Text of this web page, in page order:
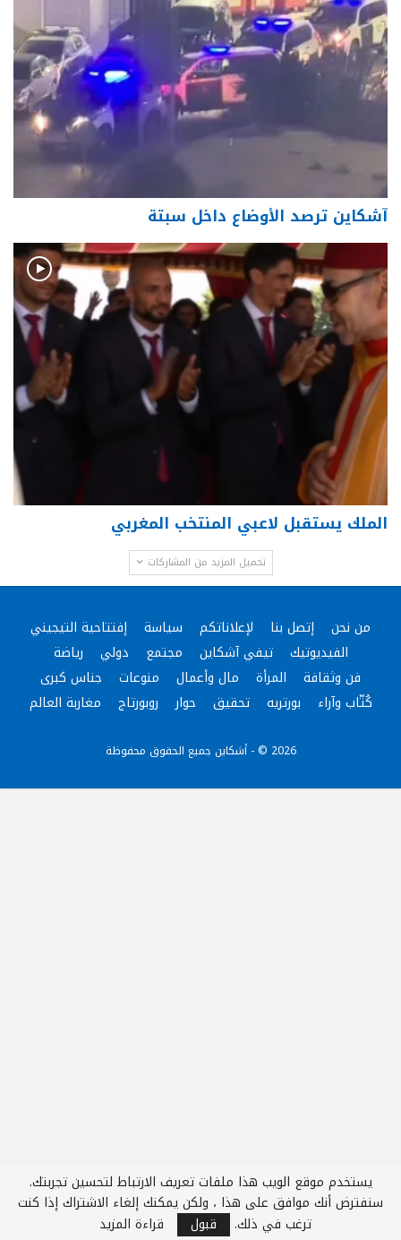
آشكاين ترصد الأوضاع داخل سبتة
الملك يستقبل لاعبي المنتخب المغربي
تحميل المزيد من المشاركات
من نحن إتصل بنا لإعلاناتكم سياسة
إفتتاحية التيجيني
الفيديوتيك
تيفي آشكاين مجتمع دولي
رياضة
فن وثقافة
المرأة مال وأعمال منوعات
جناس كبرى
كُتّاب وآراء
بورتريه تحقيق حوار روبورتاج مغاربة العالم
2026 © - أشكاين جميع الحقوق محفوظة
يستخدم موقع الويب هذا ملفات تعريف الارتباط لتحسين تجربتك.
سنفترض أنك موافق على هذا ، ولكن يمكنك إلغاء الاشتراك إذا كنت
ترغب في ذلك.
قبول قراءة المزيد